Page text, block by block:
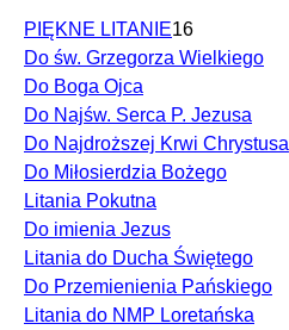
PIĘKNE LITANIE16
Do św. Grzegorza Wielkiego
Do Boga Ojca
Do Najśw. Serca P. Jezusa
Do Najdroższej Krwi Chrystusa
Do Miłosierdzia Bożego
Litania Pokutna
Do imienia Jezus
Litania do Ducha Świętego
Do Przemienienia Pańskiego
Litania do NMP Loretańska